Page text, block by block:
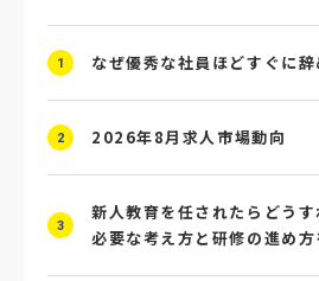
#賃上げ #人事
#4P分析 #競合他社
#ChatGPT #タイパ
1 なぜ優秀な社員ほどすぐに
2 2026年8月求人市場動向
3
新人教育を任されたらどう
必要な考え方と研修の進め方